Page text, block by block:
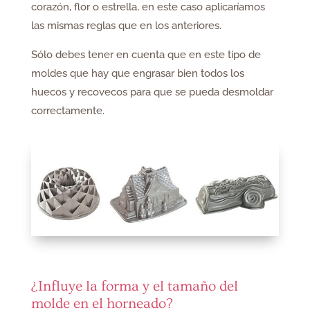
corazón, flor o estrella, en este caso aplicaríamos
las mismas reglas que en los anteriores.
Sólo debes tener en cuenta que en este tipo de
moldes que hay que engrasar bien todos los
huecos y recovecos para que se pueda desmoldar
correctamente.
¿Influye la forma y el tamaño del
molde en el horneado?